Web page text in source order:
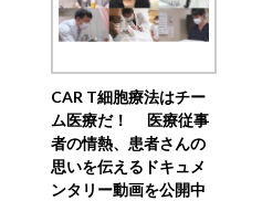
CAR T細胞療法はチー
ム医療だ！ 医療従事
者の情熱、患者さんの
思いを伝えるドキュメ
ンタリー動画を公開中